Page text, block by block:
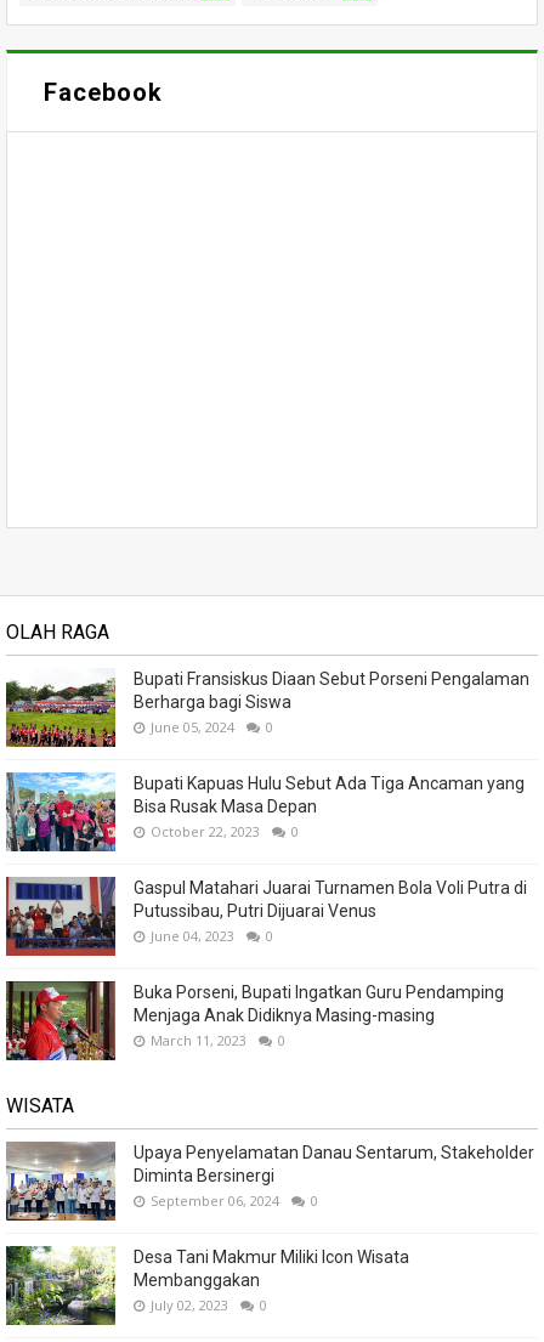
Facebook
OLAH RAGA
Bupati Fransiskus Diaan Sebut Porseni Pengalaman
Berharga bagi Siswa
June 05, 2024 0
Bupati Kapuas Hulu Sebut Ada Tiga Ancaman yang
Bisa Rusak Masa Depan
October 22, 2023 0
Gaspul Matahari Juarai Turnamen Bola Voli Putra di
Putussibau, Putri Dijuarai Venus
June 04, 2023 0
Buka Porseni, Bupati Ingatkan Guru Pendamping
Menjaga Anak Didiknya Masing-masing
March 11, 2023 0
WISATA
Upaya Penyelamatan Danau Sentarum, Stakeholder
Diminta Bersinergi
September 06, 2024 0
Desa Tani Makmur Miliki Icon Wisata
Membanggakan
July 02, 2023 0